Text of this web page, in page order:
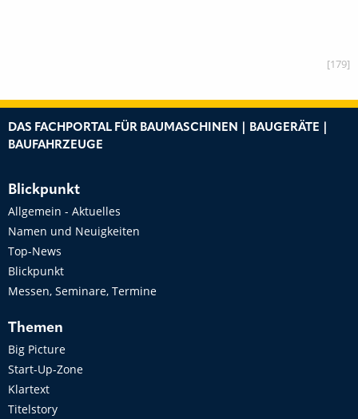
[179]
DAS FACHPORTAL FÜR BAUMASCHINEN | BAUGERÄTE |
BAUFAHRZEUGE
Blickpunkt
Allgemein - Aktuelles
Namen und Neuigkeiten
Top-News
Blickpunkt
Messen, Seminare, Termine
Themen
Big Picture
Start-Up-Zone
Klartext
Titelstory